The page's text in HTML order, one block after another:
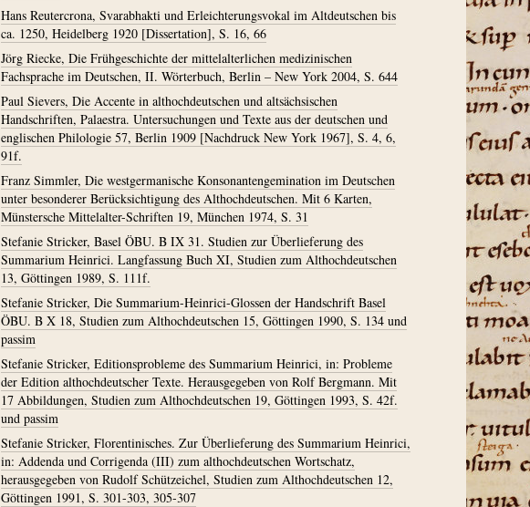
Hans Reutercrona, Svarabhakti und Erleichterungsvokal im Altdeutschen bis
ca. 1250, Heidelberg 1920 [Dissertation], S. 16, 66
Jörg Riecke, Die Frühgeschichte der mittelalterlichen medizinischen
Fachsprache im Deutschen, II. Wörterbuch, Berlin – New York 2004, S. 644
Paul Sievers, Die Accente in althochdeutschen und altsächsischen
Handschriften, Palaestra. Untersuchungen und Texte aus der deutschen und
englischen Philologie 57, Berlin 1909 [Nachdruck New York 1967], S. 4, 6,
91f.
Franz Simmler, Die westgermanische Konsonantengemination im Deutschen
unter besonderer Berücksichtigung des Althochdeutschen. Mit 6 Karten,
Münstersche Mittelalter-Schriften 19, München 1974, S. 31
Stefanie Stricker, Basel ÖBU. B IX 31. Studien zur Überlieferung des
Summarium Heinrici. Langfassung Buch XI, Studien zum Althochdeutschen
13, Göttingen 1989, S. 111f.
Stefanie Stricker, Die Summarium-Heinrici-Glossen der Handschrift Basel
ÖBU. B X 18, Studien zum Althochdeutschen 15, Göttingen 1990, S. 134 und
passim
Stefanie Stricker, Editionsprobleme des Summarium Heinrici, in: Probleme
der Edition althochdeutscher Texte. Herausgegeben von Rolf Bergmann. Mit
17 Abbildungen, Studien zum Althochdeutschen 19, Göttingen 1993, S. 42f.
und passim
Stefanie Stricker, Florentinisches. Zur Überlieferung des Summarium Heinrici,
in: Addenda und Corrigenda (III) zum althochdeutschen Wortschatz,
herausgegeben von Rudolf Schützeichel, Studien zum Althochdeutschen 12,
Göttingen 1991, S. 301-303, 305-307